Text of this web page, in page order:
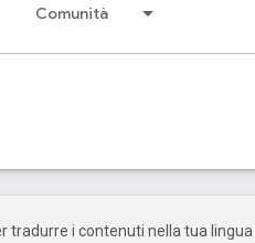
Comunità
tradurre i contenuti nella tua